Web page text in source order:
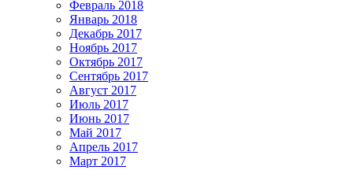
Февраль 2018
Январь 2018
Декабрь 2017
Ноябрь 2017
Октябрь 2017
Сентябрь 2017
Август 2017
Июль 2017
Июнь 2017
Май 2017
Апрель 2017
Март 2017